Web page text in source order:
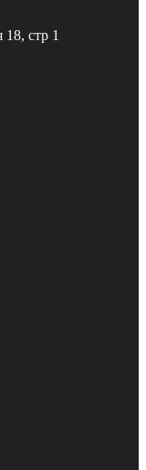
стр 1